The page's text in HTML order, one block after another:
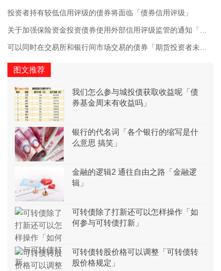
投资者持有较低信用评级的债券将面临「债券信用评级」
图文推荐
我们怎么参与城投债获取收益呢「债
券基金周末有收益吗」
银行的代名词「各个银行的缩写是什
么意思 搞笑」
金融的逻辑2 通往自由之路「金融逻
辑」
可转债除了打新还可以怎样操作「如
何参与可转债打新」
可转债转股价格可以调整「可转债转
股价格规定」